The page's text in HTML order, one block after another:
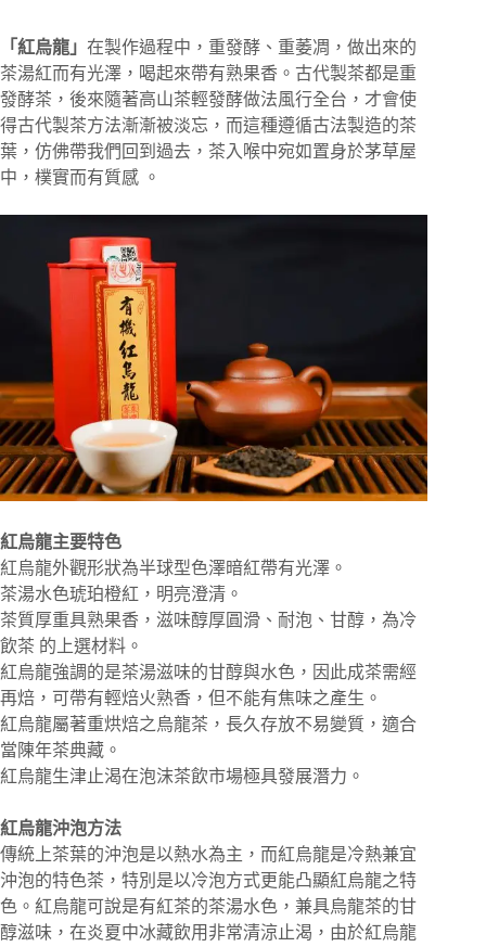
「紅烏龍」 在製作過程中，重發酵、重萎凋，做出來的
茶湯紅而有光澤，喝起來帶有熟果香。古代製茶都是重
發酵茶，後來隨著高山茶輕發酵做法風行全台，才會使
得古代製茶方法漸漸被淡忘，而這種遵循古法製造的茶
葉，仿佛帶我們回到過去，茶入喉中宛如置身於茅草屋
中，樸實而有質感 。
紅烏龍主要特色
紅烏龍外觀形狀為半球型色澤暗紅帶有光澤。
茶湯水色琥珀橙紅，明亮澄清。
茶質厚重具熟果香，滋味醇厚圓滑、耐泡、甘醇，為冷
飲茶 的上選材料。
紅烏龍強調的是茶湯滋味的甘醇與水色，因此成茶需經
再焙，可帶有輕焙火熟香，但不能有焦味之產生。
紅烏龍屬著重烘焙之烏龍茶，長久存放不易變質，適合
當陳年茶典藏。
紅烏龍生津止渴在泡沫茶飲市場極具發展潛力。
紅烏龍沖泡方法
傳統上茶葉的沖泡是以熱水為主，而紅烏龍是冷熱兼宜
沖泡的特色茶，特別是以冷泡方式更能凸顯紅烏龍之特
色。紅烏龍可說是有紅茶的茶湯水色，兼具烏龍茶的甘
醇滋味，在炎夏中冰藏飲用非常清涼止渴，由於紅烏龍